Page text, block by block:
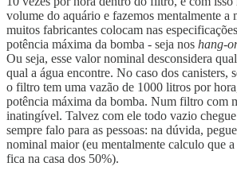
volume do aquário e fazemos mentalmente a
muitos fabricantes colocam nas
potência máxima da bomba - seja nos hang-
Ou seja, esse valor nominal desconsidera
qual a água encontre. No caso dos canisters,
o filtro tem uma vazão de 1000 litros por
potência máxima da bomba. Num filtro com
inatingível. Talvez com ele todo vazio
sempre falo para as pessoas: na dúvida,
nominal maior (eu mentalmente calculo que
fica na casa dos 50%).